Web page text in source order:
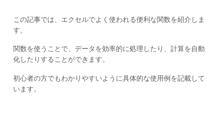
この記事では、エクセルでよく使われる便利な関数を紹介しま
す。
関数を使うことで、データを効率的に処理したり、計算を自動
化したりすることができます。
初心者の方でもわかりやすいように具体的な使用例を記載して
います。